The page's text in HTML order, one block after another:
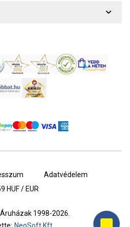
Adatvédelem
HUF / EUR
1998-2026.